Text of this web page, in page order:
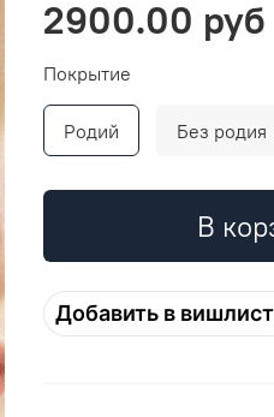
2900.00 руб
В
Добавить в вишлист
Покрытие
Родий Без родия